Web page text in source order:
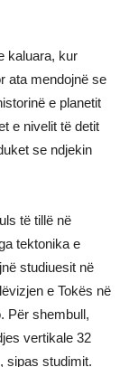
kaluara, kur
ata mendojnë se
e planetit
e nivelit të detit
se ndjekin
të tillë në
tektonika e
studiuesit në
e Tokës në
Për shembull,
vertikale 32
sipas studimit.